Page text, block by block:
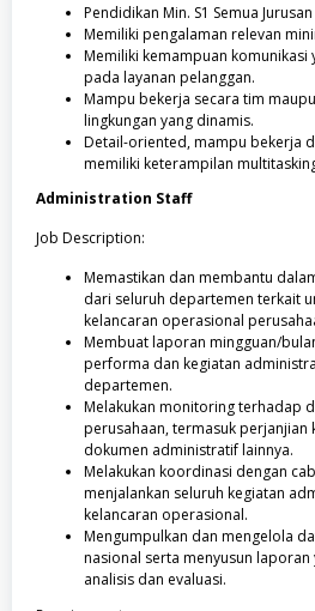
Pendidikan Min. S1 Semua Jurusan
Memiliki pengalaman relevan
Memiliki kemampuan
pada layanan pelanggan.
Mampu bekerja secara tim
lingkungan yang dinamis.
Detail-oriented, mampu bekerja
memiliki keterampilan
Administration Staff
Job Description:
Memastikan dan membantu
dari seluruh departemen terkait
kelancaran operasional
Membuat laporan mingguan/
performa dan kegiatan
departemen.
Melakukan monitoring terhadap
perusahaan, termasuk perjanjian
dokumen administratif lainnya.
Melakukan koordinasi dengan
menjalankan seluruh kegiatan
kelancaran operasional.
Mengumpulkan dan mengelola
nasional serta menyusun
analisis dan evaluasi.